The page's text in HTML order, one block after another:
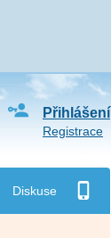
Diskuse
Přihlášení
Registrace